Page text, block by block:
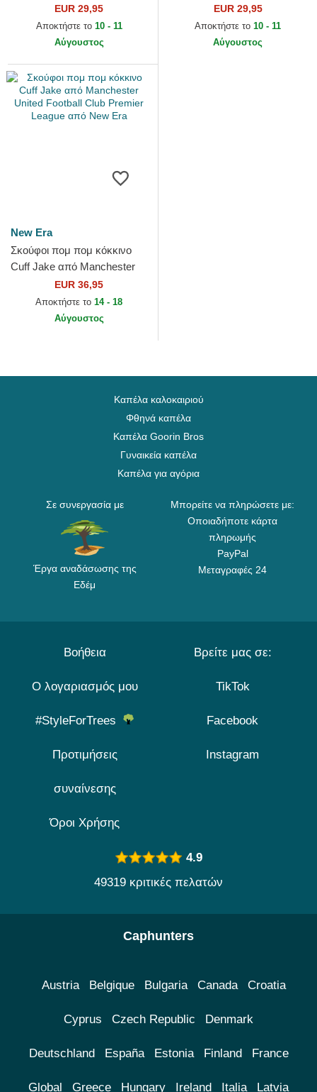
MLB από New Era
EUR 29,95
Αποκτήστε το 10 - 11
Αύγουστος
Yankees MLB από New Era
EUR 29,95
Αποκτήστε το 10 - 11
Αύγουστος
New Era
Σκούφοι πομ πομ κόκκινο
Cuff Jake από Manchester
United Football Club Premier
League από New Era
EUR 36,95
Αποκτήστε το 14 - 18
Αύγουστος
Καπέλα καλοκαιριού
Φθηνά καπέλα
Καπέλα Goorin Bros
Γυναικεία καπέλα
Καπέλα για αγόρια
Σε συνεργασία με
Έργα αναδάσωσης της
Εδέμ
Μπορείτε να πληρώσετε με:
Οποιαδήποτε κάρτα
πληρωμής
PayPal
Μεταγραφές 24
Βοήθεια
Ο λογαριασμός μου
#StyleForTrees
Προτιμήσεις
συναίνεσης
Όροι Χρήσης
Βρείτε μας σε:
TikTok
Facebook
Instagram
4.9
49319 κριτικές πελατών
Caphunters
Austria Belgique Bulgaria Canada Croatia
Cyprus Czech Republic Denmark
Deutschland España Estonia Finland France
Global Greece Hungary Ireland Italia Latvia